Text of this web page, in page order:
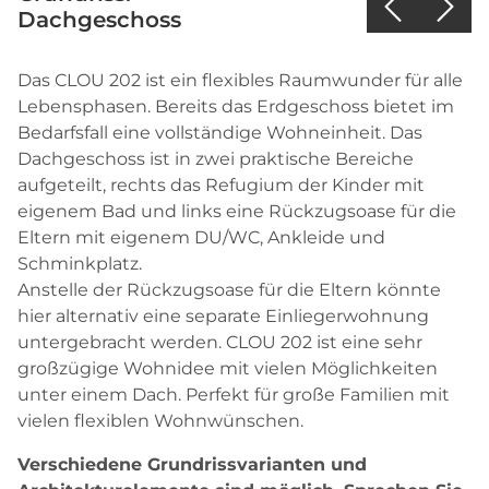
Dachgeschoss
Das CLOU 202 ist ein flexibles Raumwunder für alle
Lebensphasen. Bereits das Erdgeschoss bietet im
Bedarfsfall eine vollständige Wohneinheit. Das
Dachgeschoss ist in zwei praktische Bereiche
aufgeteilt, rechts das Refugium der Kinder mit
eigenem Bad und links eine Rückzugsoase für die
Eltern mit eigenem DU/WC, Ankleide und
Schminkplatz.
Anstelle der Rückzugsoase für die Eltern könnte
hier alternativ eine separate Einliegerwohnung
untergebracht werden. CLOU 202 ist eine sehr
großzügige Wohnidee mit vielen Möglichkeiten
unter einem Dach. Perfekt für große Familien mit
vielen flexiblen Wohnwünschen.
Verschiedene Grundrissvarianten und